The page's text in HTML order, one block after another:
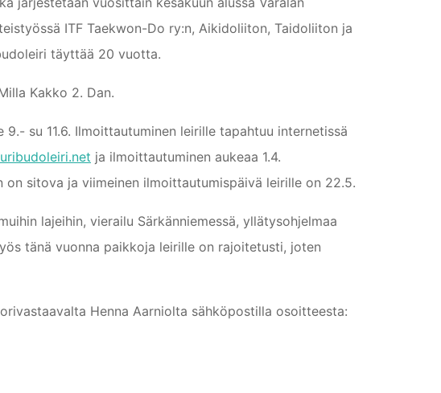
ITF Taekwon-Do ry:n, Aikidoliiton, Taidoliiton ja
täyttää 20 vuotta.
Kakko 2. Dan.
su 11.6. Ilmoittautuminen leirille tapahtuu internetissä
ja ilmoittautuminen aukeaa 1.4.
sitova ja viimeinen ilmoittautumispäivä leirille on 22.5.
lajeihin, vierailu Särkänniemessä, yllätysohjelmaa
tänä vuonna paikkoja leirille on rajoitetusti, joten
Henna Aarniolta sähköpostilla osoitteesta: